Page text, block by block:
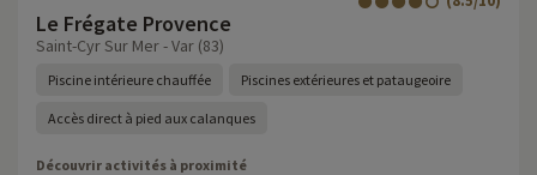
Le Frégate Provence
Saint-Cyr Sur Mer - Var (83)
Piscine intérieure chauffée Piscines extérieures et pataugeoire
Accès direct à pied aux calanques
Découvrir activités à proximité